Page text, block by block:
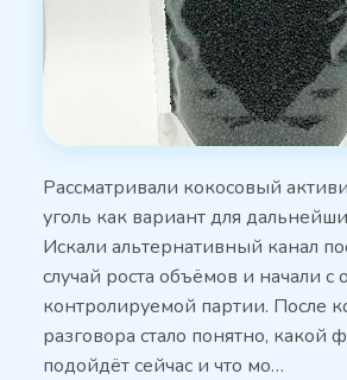
Рассматривали кокосовый
уголь как вариант для
Искали альтернативный канал
случай роста объёмов и начали с
контролируемой партии. После
разговора стало понятно, какой
подойдёт сейчас и что мо…